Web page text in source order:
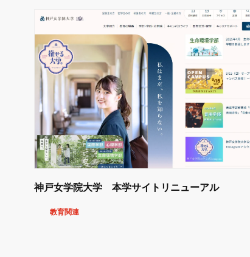
神戸女学院大学 本学サイトリニューアル
教育関連